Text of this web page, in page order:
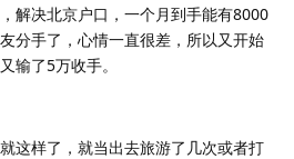
解决北京户口，一个月到手能有8000
分手了，心情一直很差，所以又开始
输了5万收手。
这样了，就当出去旅游了几次或者打